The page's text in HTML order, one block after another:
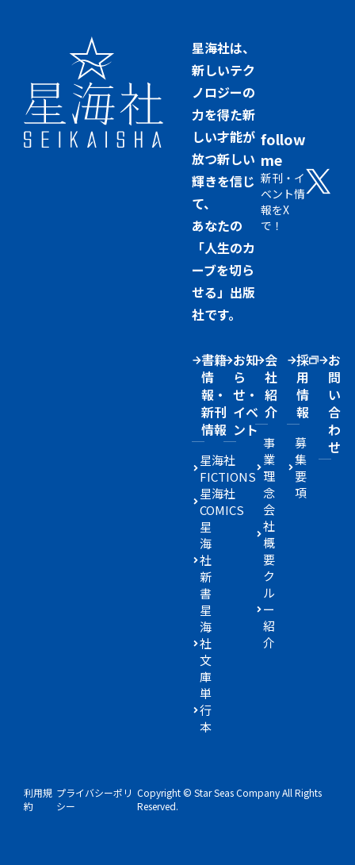
星海社は、
新しいテク
ノロジーの
力を得た新
しい才能が
放つ新しい
輝きを信じ
て、
あなたの
「人生のカ
ーブを切ら
せる」出版
社です。
follow
me
新刊・イ
ベント情
報をX
で！
書籍
情
報・
新刊
情報
星海社
FICTIONS
星海社
COMICS
星
海
社
新
書
星
海
社
文
庫
単
行
本
お知
ら
せ・
イベ
ント
会
社
紹
介
事
業
理
念
会
社
概
要
ク
ル
ー
紹
介
採
用
情
報
募
集
要
項
お
問
い
合
わ
せ
利用規
約
プライバシーポリ
シー
Copyright © Star Seas Company All Rights
Reserved.